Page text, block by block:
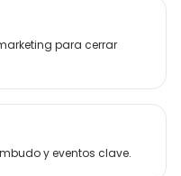
para cerrar
y eventos clave.